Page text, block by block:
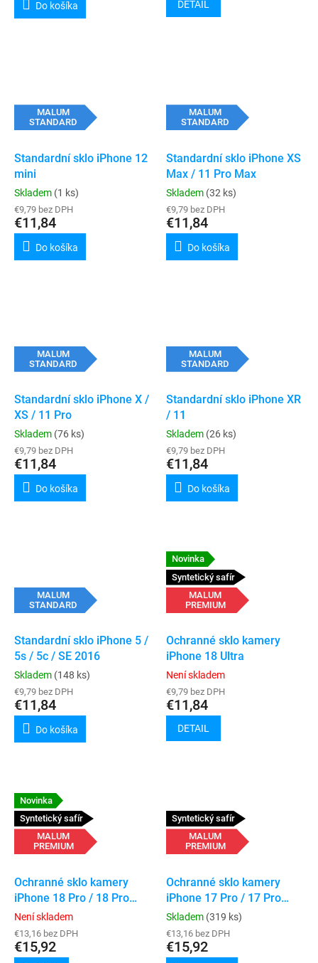
Do košíka DETAIL
MALUM
STANDARD
Standardní sklo iPhone 12
mini
Skladem (1 ks)
€9,79 bez DPH
€11,84
Do košíka
MALUM
STANDARD
Standardní sklo iPhone XS
Max / 11 Pro Max
Skladem (32 ks)
€9,79 bez DPH
€11,84
Do košíka
MALUM
STANDARD
Standardní sklo iPhone X /
XS / 11 Pro
Skladem (76 ks)
€9,79 bez DPH
€11,84
Do košíka
MALUM
STANDARD
Standardní sklo iPhone XR
/ 11
Skladem (26 ks)
€9,79 bez DPH
€11,84
Do košíka
MALUM
STANDARD
Standardní sklo iPhone 5 /
5s / 5c / SE 2016
Skladem (148 ks)
€9,79 bez DPH
€11,84
Do košíka
Novinka
Syntetický safír
MALUM
PREMIUM
Ochranné sklo kamery
iPhone 18 Ultra
Není skladem
€9,79 bez DPH
€11,84
DETAIL
Novinka
Syntetický safír
MALUM
PREMIUM
Ochranné sklo kamery
iPhone 18 Pro / 18 Pro
Max
Není skladem
€13,16 bez DPH
€15,92
Syntetický safír
MALUM
PREMIUM
Ochranné sklo kamery
iPhone 17 Pro / 17 Pro
Max
Skladem (319 ks)
€13,16 bez DPH
€15,92